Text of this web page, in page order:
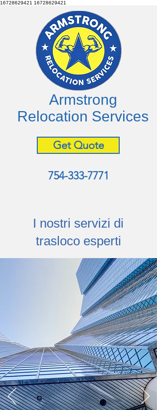
16728629421 16728629421
Armstrong
Relocation Services
754-333-7771
Get Quote
I nostri servizi di
trasloco esperti